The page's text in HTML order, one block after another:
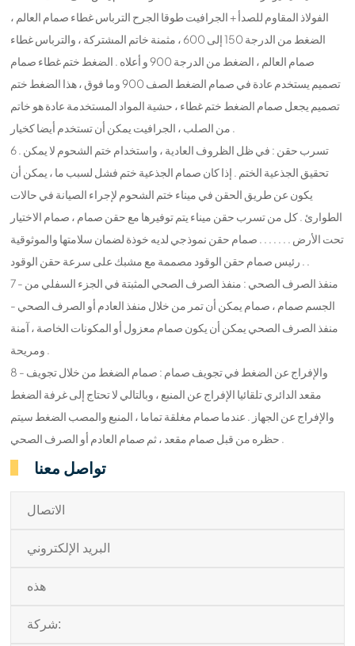
الفولاذ المقاوم للصدأ + الجرافيت طوقا الجرح الترباس غطاء صمام العالم ،
الضغط من الدرجة 150 إلى 600 ، مثمنة خاتم المشتركة ، والترباس غطاء
صمام العالم ، الضغط من الدرجة 900 و أعلاه . الضغط ختم غطاء صمام
تصميم يستخدم عادة في صمام الضغط الصف 900 وما فوق ، هذا الضغط ختم
تصميم يجعل صمام الضغط ختم غطاء ، حشية المواد المستخدمة عادة هو خاتم
من الصلب ، الجرافيت يمكن أن تستخدم أيضا كخيار .
6 . تسرب حقن : في ظل الظروف العادية ، واستخدام ختم الشحوم لا يمكن
تحقيق الجذعية الختم . إذا كان صمام الجذعية ختم فشل لسبب ما ، يمكن أن
يكون عن طريق الحقن في ميناء ختم الشحوم لإجراء الصيانة في حالات
الطوارئ . كل من تسرب حقن ميناء يتم توفيرها مع حقن صمام ، صمام الاختيار
تحت الأرض . . . . . . . صمام حقن نموذجي لديه خوذة لضمان سلامتها والموثوقية
. رئيس صمام حقن الوقود مصممة مع مشبك على سرعة حقن الوقود .
7 - منفذ الصرف الصحي : منفذ الصرف الصحي المثبتة في الجزء السفلي من
الجسم صمام ، صمام يمكن أن تمر من خلال منفذ العادم أو الصرف الصحي -
منفذ الصرف الصحي يمكن أن يكون صمام معزول أو المكونات الخاصة ، آمنة
ومريحة .
8 - والإفراج عن الضغط في تجويف صمام : صمام الضغط من خلال تجويف
مقعد الدائري تلقائيا الإفراج عن المنبع ، وبالتالي لا تحتاج إلى غرفة الضغط
والإفراج عن الجهاز . عندما صمام مغلقة تماما ، المنبع والمصب الضغط سيتم
حظره من قبل صمام مقعد ، ثم صمام العادم أو الصرف الصحي .
تواصل معنا